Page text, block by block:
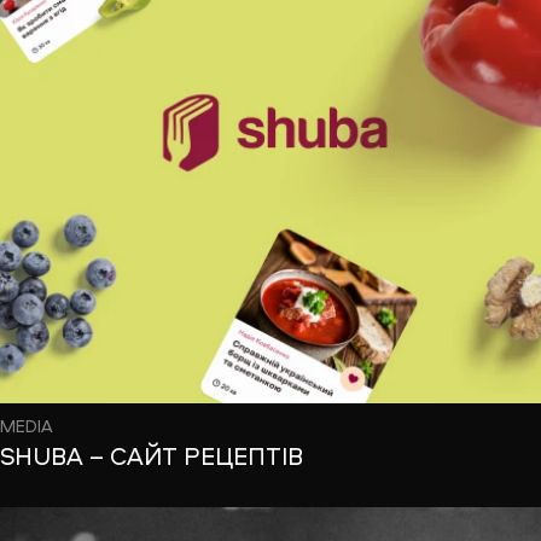
MEDIA
SHUBA – САЙТ РЕЦЕПТІВ